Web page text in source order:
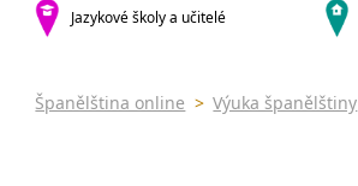
Liberec
malá města podle abecedy
Jazykové školy a učitelé
Španělština online > Výuka španělštiny